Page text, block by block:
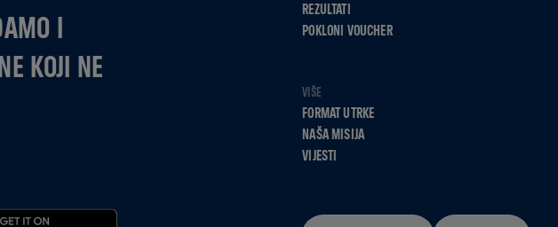
I
KOJI NE
REZULTATI
POKLONI VOUCHER
VIŠE
FORMAT UTRKE
NAŠA MISIJA
VIJESTI